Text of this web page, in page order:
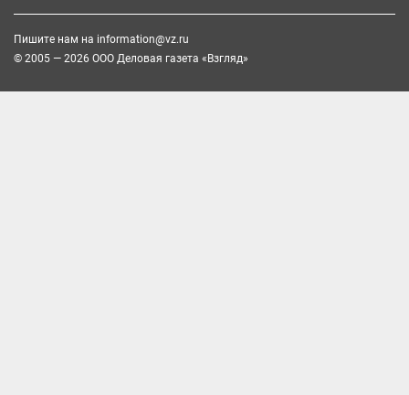
Пишите нам на information@vz.ru
© 2005 — 2026 ООО Деловая газета «Взгляд»